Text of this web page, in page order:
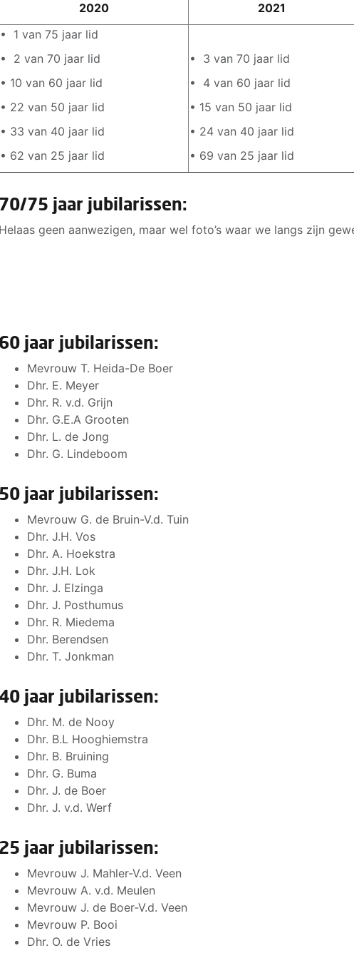
2020
2021
• 1 van 75 jaar lid
• 2 van 70 jaar lid
• 10 van 60 jaar lid
• 22 van 50 jaar lid
• 33 van 40 jaar lid
• 62 van 25 jaar lid
• 3 van 70 jaar lid
• 4 van 60 jaar lid
• 15 van 50 jaar lid
• 24 van 40 jaar lid
• 69 van 25 jaar lid
70/75 jaar jubilarissen:
Helaas geen aanwezigen, maar wel foto’s waar we langs zijn
60 jaar jubilarissen:
Mevrouw T. Heida-De Boer
Dhr. E. Meyer
Dhr. R. v.d. Grijn
Dhr. G.E.A Grooten
Dhr. L. de Jong
Dhr. G. Lindeboom
50 jaar jubilarissen:
Mevrouw G. de Bruin-V.d. Tuin
Dhr. J.H. Vos
Dhr. A. Hoekstra
Dhr. J.H. Lok
Dhr. J. Elzinga
Dhr. J. Posthumus
Dhr. R. Miedema
Dhr. Berendsen
Dhr. T. Jonkman
40 jaar jubilarissen:
Dhr. M. de Nooy
Dhr. B.L Hooghiemstra
Dhr. B. Bruining
Dhr. G. Buma
Dhr. J. de Boer
Dhr. J. v.d. Werf
25 jaar jubilarissen:
Mevrouw J. Mahler-V.d. Veen
Mevrouw A. v.d. Meulen
Mevrouw J. de Boer-V.d. Veen
Mevrouw P. Booi
Dhr. O. de Vries